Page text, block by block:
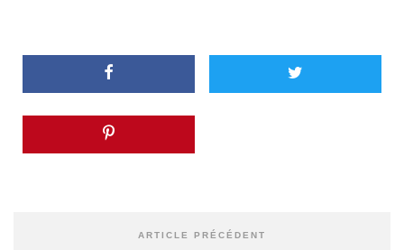
ARTICLE PRÉCÉDENT